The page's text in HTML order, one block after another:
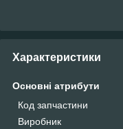
Характеристики
Основні атрибути
Код запчастини
Виробник